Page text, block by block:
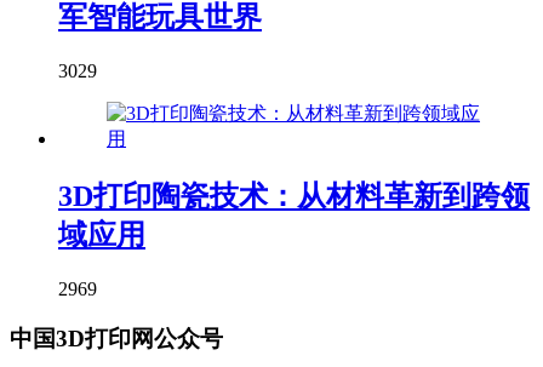
军智能玩具世界
3029
3D打印陶瓷技术：从材料革新到跨领
域应用
2969
中国3D打印网公众号